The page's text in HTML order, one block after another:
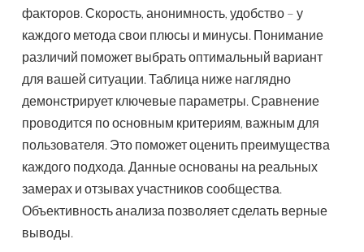
факторов. Скорость, анонимность, удобство – у
каждого метода свои плюсы и минусы. Понимание
различий поможет выбрать оптимальный вариант
для вашей ситуации. Таблица ниже наглядно
демонстрирует ключевые параметры. Сравнение
проводится по основным критериям, важным для
пользователя. Это поможет оценить преимущества
каждого подхода. Данные основаны на реальных
замерах и отзывах участников сообщества.
Объективность анализа позволяет сделать верные
выводы.